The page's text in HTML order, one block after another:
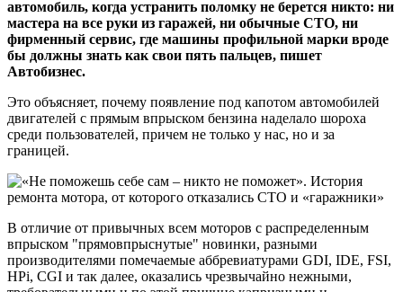
автомобиль, когда устранить поломку не берется никто: ни
мастера на все руки из гаражей, ни обычные СТО, ни
фирменный сервис, где машины профильной марки вроде
бы должны знать как свои пять пальцев, пишет
Автобизнес.
Это объясняет, почему появление под капотом автомобилей
двигателей с прямым впрыском бензина наделало шороха
среди пользователей, причем не только у нас, но и за
границей.
В отличие от привычных всем моторов с распределенным
впрыском "прямовпрыснутые" новинки, разными
производителями помечаемые аббревиатурами GDI, IDE, FSI,
HPi, CGI и так далее, оказались чрезвычайно нежными,